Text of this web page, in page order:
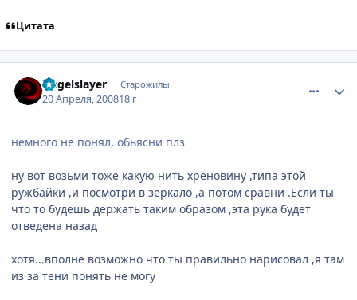
Цитата
Angelslayer Старожилы
20 Апреля, 200818 г
немного не понял, обьясни плз
ну вот возьми тоже какую нить хреновину ,типа этой
ружбайки ,и посмотри в зеркало ,а потом сравни .Если ты
что то будешь держать таким образом ,эта рука будет
отведена назад
хотя...вполне возможно что ты правильно нарисовал ,я там
из за тени понять не могу